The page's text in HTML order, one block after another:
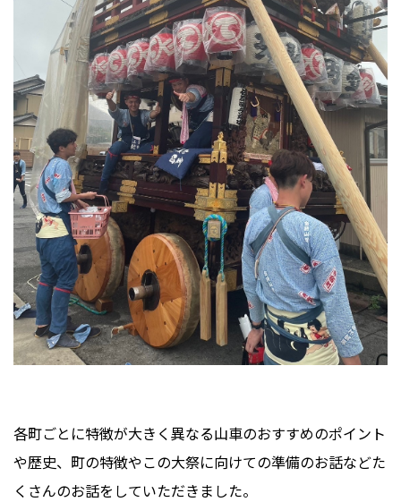
各町ごとに特徴が大きく異なる山車のおすすめのポイント
や歴史、町の特徴やこの大祭に向けての準備のお話などた
くさんのお話をしていただきました。